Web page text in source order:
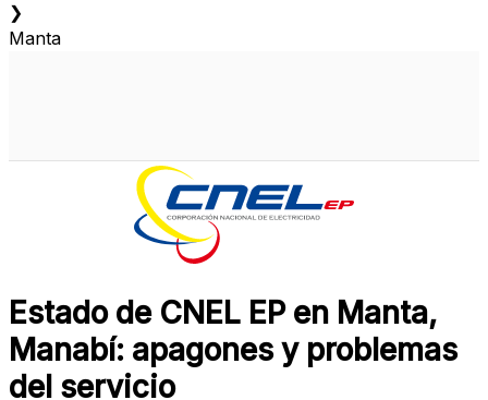
❯
Manta
Estado de CNEL EP en Manta,
Manabí: apagones y problemas
del servicio